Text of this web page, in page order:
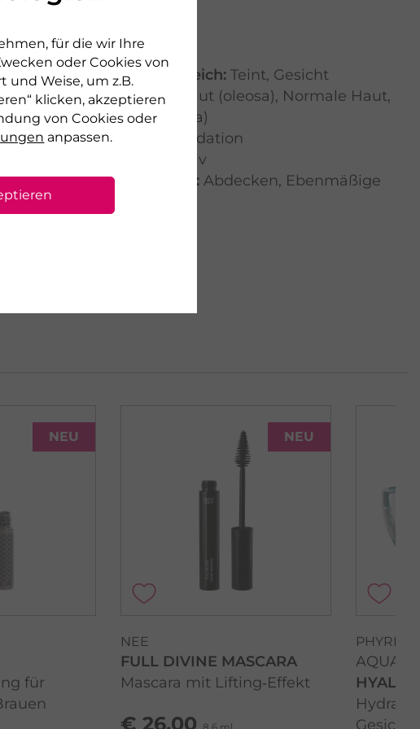
für die wir Ihre
oder Cookies von
und Weise, um z.B.
klicken, akzeptieren
von Cookies oder
anpassen.
C
Serie:
Anwendungsbereich: Teint, Gesicht
Hauttyp: Mischhaut (oleosa), Normale Haut,
Ölige Haut (oleosa)
Produktart:
Foundation
intensiv
Make-up-Technik: Abdecken, Ebenmäßige
NEU
für
NEU
NEE
FULL DIVINE MASCARA
Mascara mit Lifting‑Effekt
€ 26,00
PHYRIS